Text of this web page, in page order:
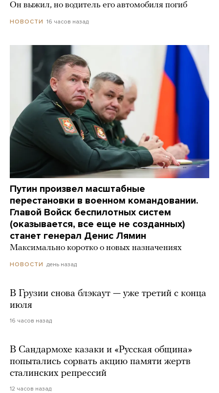
Он выжил, но водитель его автомобиля погиб
НОВОСТИ 16 часов назад
Путин произвел масштабные
перестановки в военном командовании.
Главой Войск беспилотных систем
(оказывается, все еще не созданных)
станет генерал Денис Лямин
Максимально коротко о новых назначениях
НОВОСТИ день назад
В Грузии снова блэкаут — уже третий с конца
июля
16 часов назад
В Сандармохе казаки и «Русская община»
попытались сорвать акцию памяти жертв
сталинских репрессий
12 часов назад